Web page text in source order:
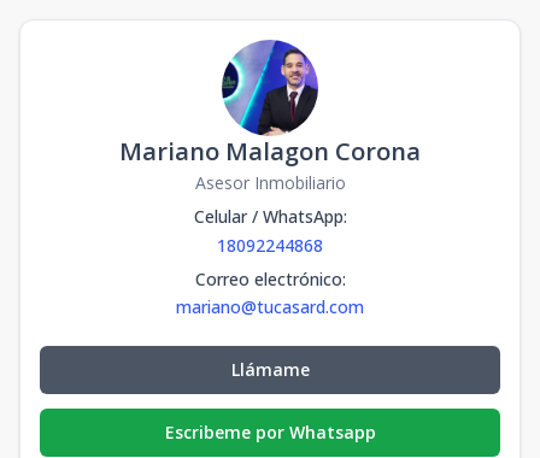
Mariano Malagon Corona
Asesor Inmobiliario
Celular / WhatsApp:
18092244868
Correo electrónico:
mariano@tucasard.com
Llámame
Escribeme por Whatsapp